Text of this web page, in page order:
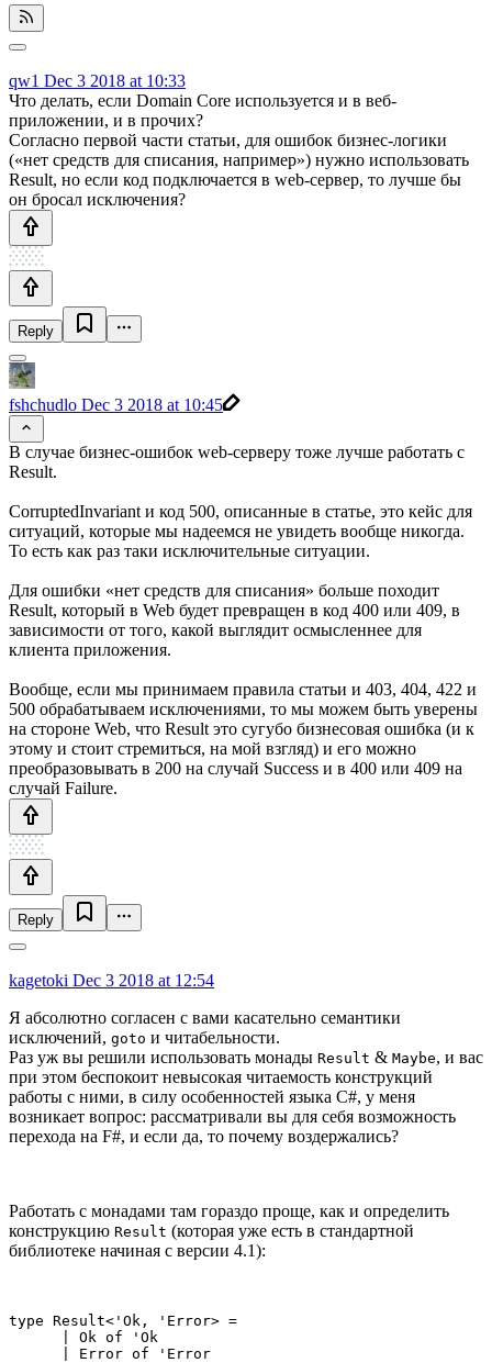
qw1 Dec 3 2018 at 10:33
Что делать, если Domain Core используется и в веб-
приложении, и в прочих?
Согласно первой части статьи, для ошибок бизнес-логики
(«нет средств для списания, например») нужно использовать
Result, но если код подключается в web-сервер, то лучше бы
он бросал исключения?
Reply
fshchudlo Dec 3 2018 at 10:45
В случае бизнес-ошибок web-серверу тоже лучше работать с
Result.
CorruptedInvariant и код 500, описанные в статье, это кейс для
ситуаций, которые мы надеемся не увидеть вообще никогда.
То есть как раз таки исключительные ситуации.
Для ошибки «нет средств для списания» больше походит
Result, который в Web будет превращен в код 400 или 409, в
зависимости от того, какой выглядит осмысленнее для
клиента приложения.
Вообще, если мы принимаем правила статьи и 403, 404, 422 и
500 обрабатываем исключениями, то мы можем быть уверены
на стороне Web, что Result это сугубо бизнесовая ошибка (и к
этому и стоит стремиться, на мой взгляд) и его можно
преобразовывать в 200 на случай Success и в 400 или 409 на
случай Failure.
Reply
kagetoki Dec 3 2018 at 12:54
Я абсолютно согласен с вами касательно семантики
исключений, goto и читабельности.
Раз уж вы решили использовать монады Result & Maybe, и вас
при этом беспокоит невысокая читаемость конструкций
работы с ними, в силу особенностей языка C#, у меня
возникает вопрос: рассматривали вы для себя возможность
перехода на F#, и если да, то почему воздержались?
Работать с монадами там гораздо проще, как и определить
конструкцию Result (которая уже есть в стандартной
библиотеке начиная с версии 4.1):
type Result<'Ok, 'Error> =
      | Ok of 'Ok
      | Error of 'Error